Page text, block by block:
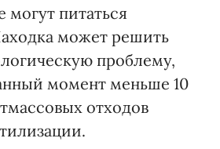
могут питаться
может решить
проблему,
момент меньше 10
отходов